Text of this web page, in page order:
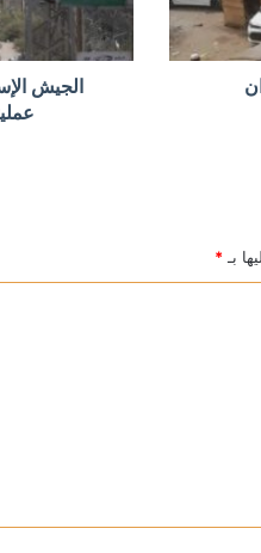
جميع السفن العابرة لمضيق
بـ *